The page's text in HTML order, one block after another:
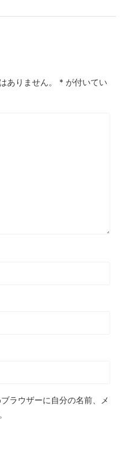
ありません。 * が付いてい
ラウザーに自分の名前、メ